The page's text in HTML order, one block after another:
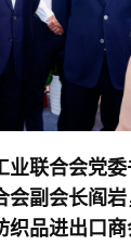
业联合会党
会副会长阎
织品进出口